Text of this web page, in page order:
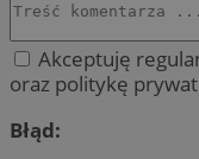
Akceptuję
oraz politykę
Błąd: